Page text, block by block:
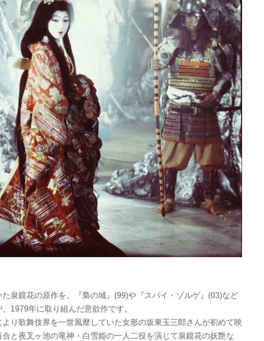
泉鏡花の原作を、『梟の城』(99)や『スパイ・ゾルゲ』(03)など
1979年に取り組んだ意欲作です。
り歌舞伎界を一世風靡していた女形の坂東玉三郎さんが初めて映
と夜叉ヶ池の竜神・白雪姫の一人二役を演じて泉鏡花の妖艶な